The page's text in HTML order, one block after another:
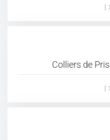
[
Colliers de
[